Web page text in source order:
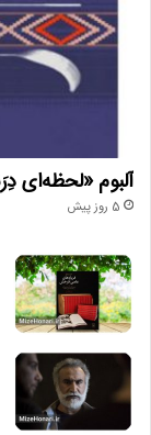
آلبوم «لحظه‌ای
5 روز پیش